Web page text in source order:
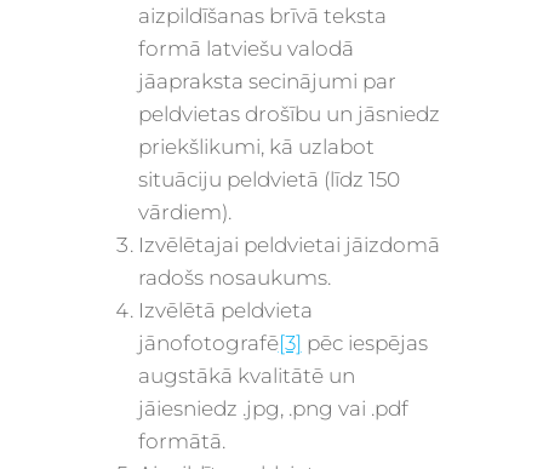
aizpildīšanas brīvā teksta
formā latviešu valodā
jāapraksta secinājumi par
peldvietas drošību un jāsniedz
priekšlikumi, kā uzlabot
situāciju peldvietā (līdz 150
vārdiem).
Izvēlētajai peldvietai jāizdomā
radošs nosaukums.
Izvēlētā peldvieta
jānofotografē[3] pēc iespējas
augstākā kvalitātē un
jāiesniedz .jpg, .png vai .pdf
formātā.